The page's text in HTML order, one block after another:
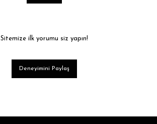
Sitemize ilk yorumu siz yapın!
Deneyimini Paylaş